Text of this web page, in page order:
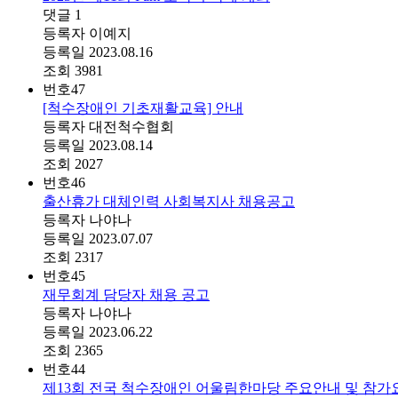
댓글 1
등록자 이예지
등록일 2023.08.16
조회 3981
번호47
[척수장애인 기초재활교육] 안내
등록자 대전척수협회
등록일 2023.08.14
조회 2027
번호46
출산휴가 대체인력 사회복지사 채용공고
등록자 나야나
등록일 2023.07.07
조회 2317
번호45
재무회계 담당자 채용 공고
등록자 나야나
등록일 2023.06.22
조회 2365
번호44
제13회 전국 척수장애인 어울림한마당 주요안내 및 참가